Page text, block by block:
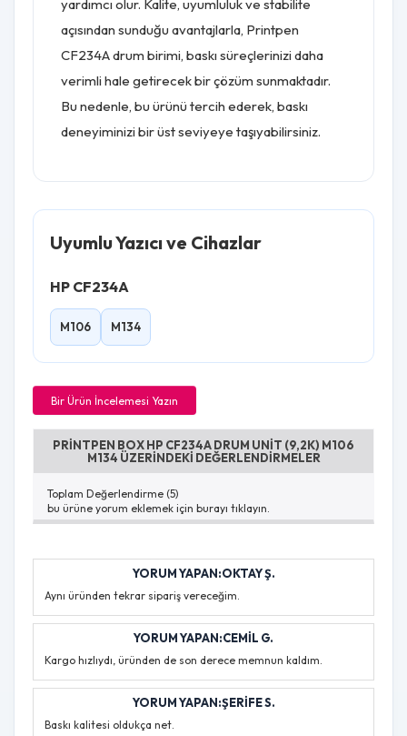
yardımcı olur. Kalite, uyumluluk ve stabilite
açısından sunduğu avantajlarla, Printpen
CF234A drum birimi, baskı süreçlerinizi daha
verimli hale getirecek bir çözüm sunmaktadır.
Bu nedenle, bu ürünü tercih ederek, baskı
deneyiminizi bir üst seviyeye taşıyabilirsiniz.
Uyumlu Yazıcı ve Cihazlar
HP CF234A
M106 M134
Bir Ürün İncelemesi Yazın
PRINTPEN BOX HP CF234A DRUM UNIT (9,2K) M106
M134 ÜZERINDEKI DEĞERLENDIRMELER
Toplam Değerlendirme (5)
bu ürüne yorum eklemek için burayı tıklayın.
YORUM YAPAN:OKTAY Ş.
Aynı üründen tekrar sipariş vereceğim.
YORUM YAPAN:CEMIL G.
Kargo hızlıydı, üründen de son derece memnun kaldım.
YORUM YAPAN:ŞERIFE S.
Baskı kalitesi oldukça net.